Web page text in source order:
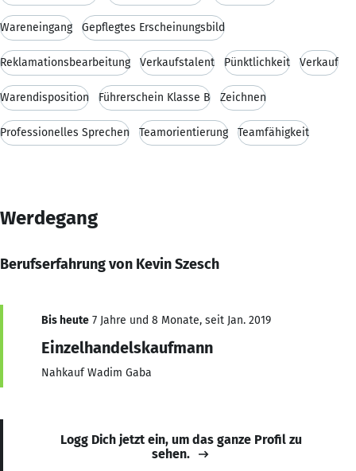
Wareneingang Gepflegtes Erscheinungsbild
Reklamationsbearbeitung Verkaufstalent Pünktlichkeit Verkauf
Warendisposition Führerschein Klasse B Zeichnen
Professionelles Sprechen Teamorientierung Teamfähigkeit
Werdegang
Berufserfahrung von Kevin Szesch
Bis heute 7 Jahre und 8 Monate, seit Jan. 2019
Einzelhandelskaufmann
Nahkauf Wadim Gaba
Logg Dich jetzt ein, um das ganze Profil zu
sehen.